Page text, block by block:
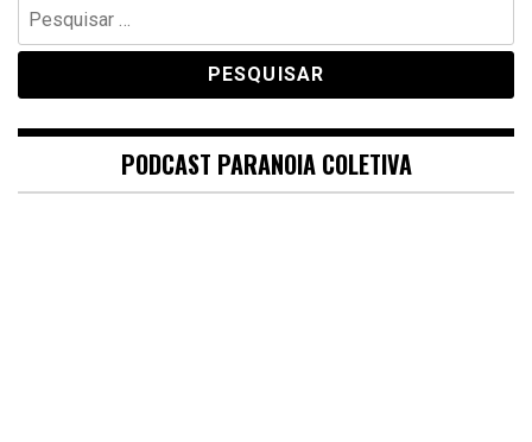
Pesquisar
por:
PODCAST PARANOIA COLETIVA